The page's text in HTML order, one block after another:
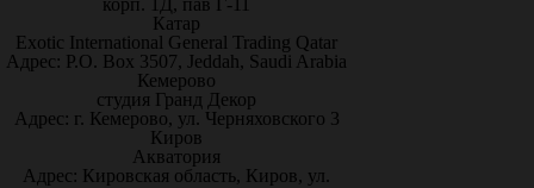
корп. 1Д, пав Г-11
Катар
Exotic International General Trading Qatar
Адрес: P.O. Box 3507, Jeddah, Saudi Arabia
Кемерово
студия Гранд Декор
Адрес: г. Кемерово, ул. Черняховского 3
Киров
Акватория
Адрес: Кировская область, Киров, ул.